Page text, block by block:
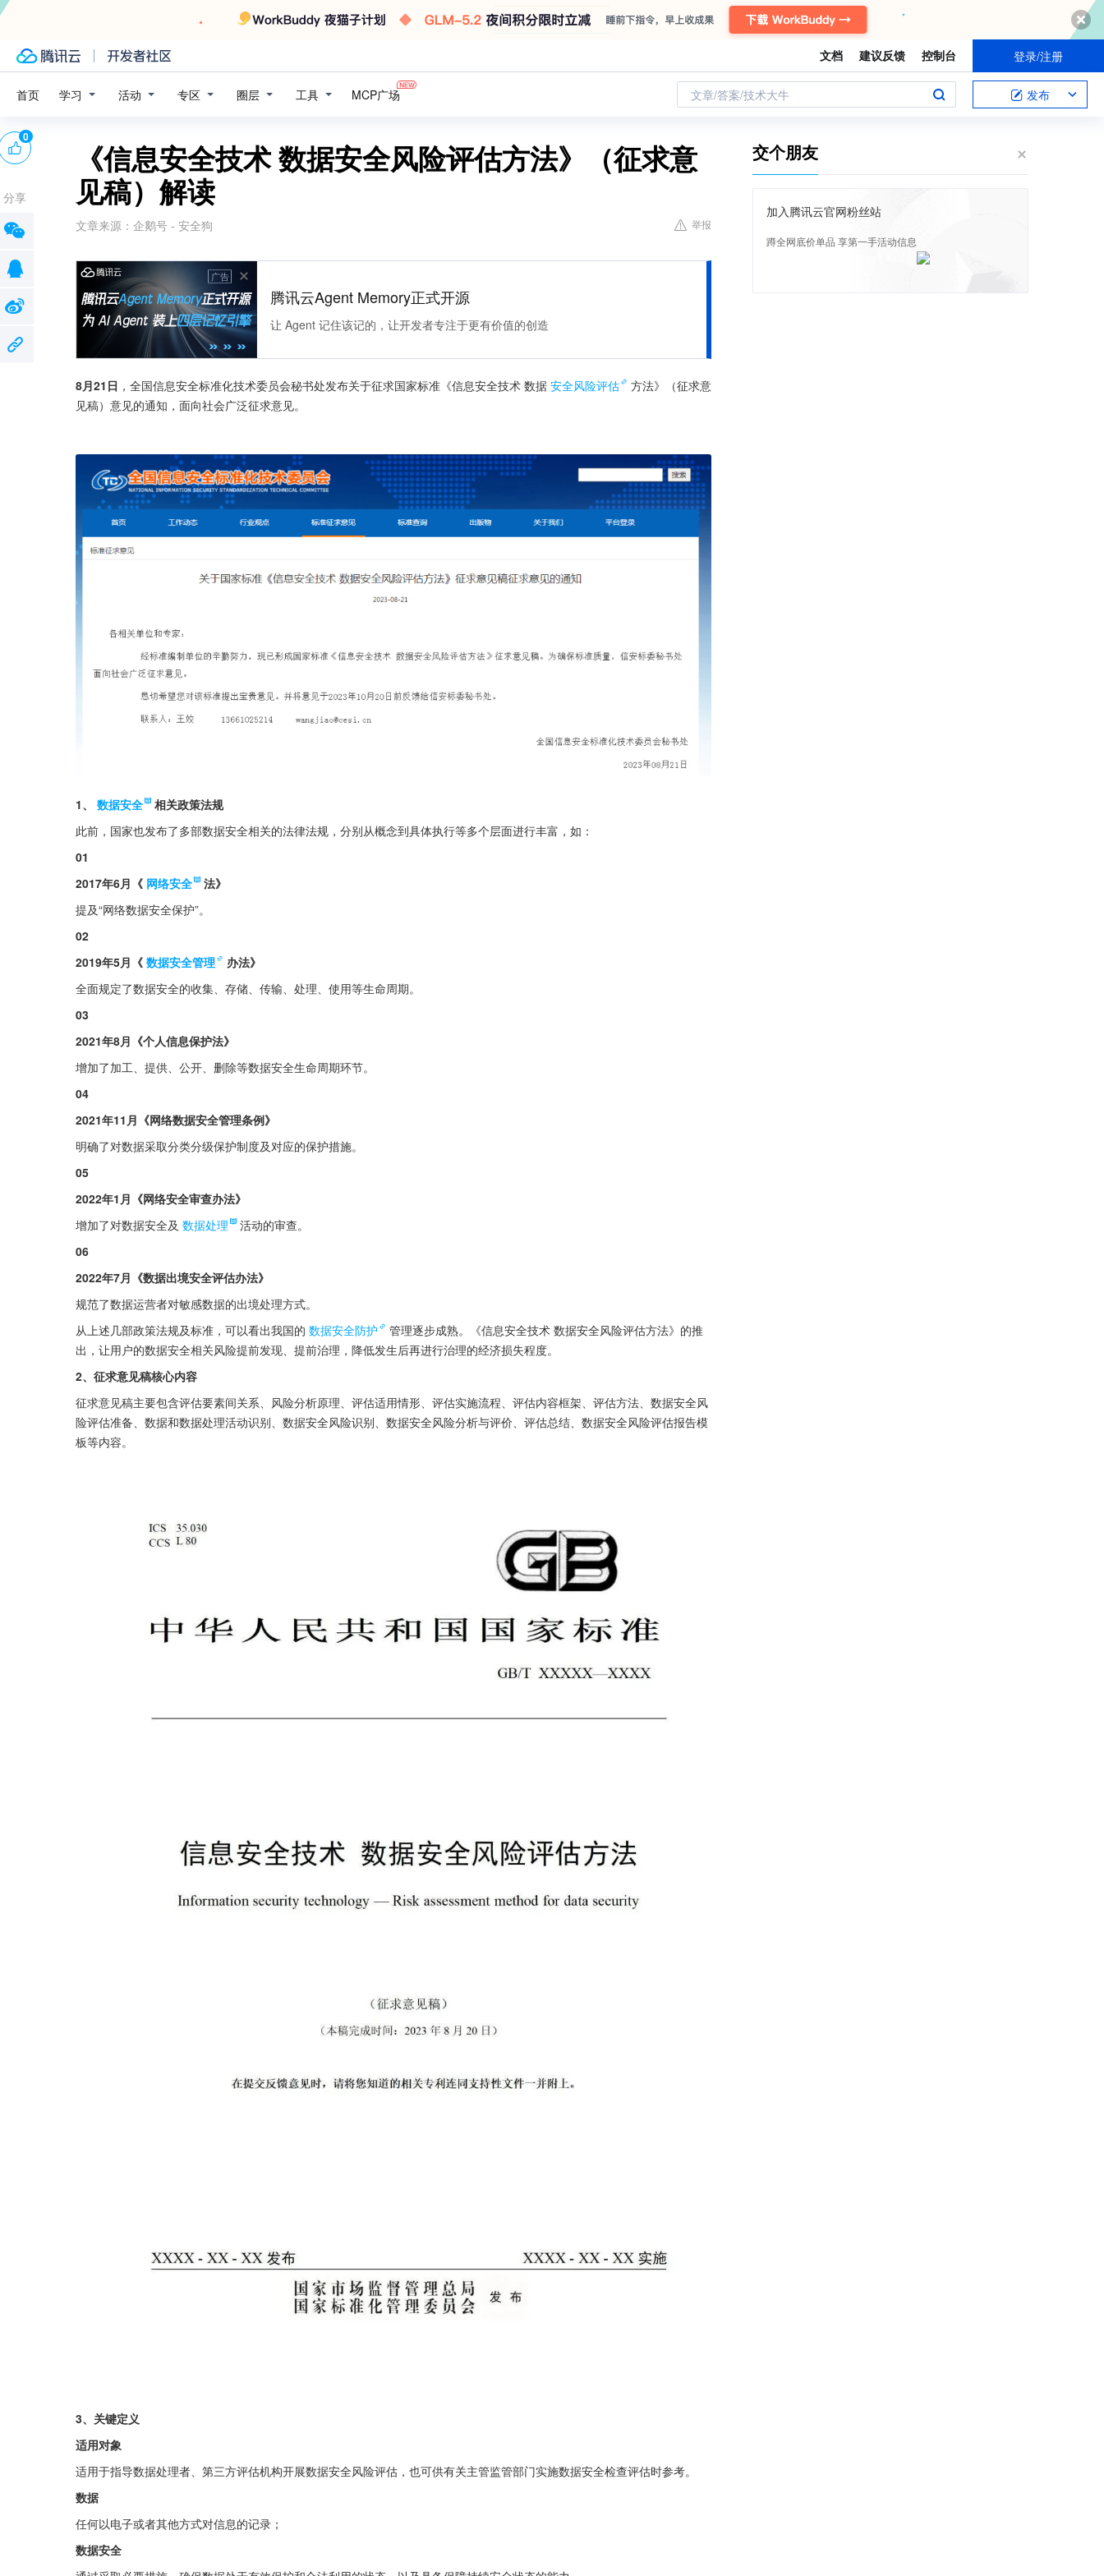
文档 建议反馈 控制台 登录/注册
首页 学习 活动 专区 圈层 工具 MCP广场 文章/答案/技术大牛 发布
《信息安全技术 数据安全风险评估方法》（征求意
见稿）解读
文章来源： 企鹅号 - 安全狗 举报
广告
腾讯云Agent Memory正式开源
让 Agent 记住该记的，让开发者专注于更有价值的创造
8月21日 ，全国信息安全标准化技术委员会秘书处发布关于征求国家标准《信息安全技术 数据 安全风险评估
方法》（征求意
见稿）意见的通知，面向社会广泛征求意见。
1、 数据安全
相关政策法规
此前，国家也发布了多部数据安全相关的法律法规，分别从概念到具体执行等多个层面进行丰富，如：
01
2017年6月《 网络安全
法》
提及“网络数据安全保护”。
02
2019年5月《 数据安全管理
办法》
全面规定了数据安全的收集、存储、传输、处理、使用等生命周期。
03
2021年8月《个人信息保护法》
增加了加工、提供、公开、删除等数据安全生命周期环节。
04
2021年11月《网络数据安全管理条例》
明确了对数据采取分类分级保护制度及对应的保护措施。
05
2022年1月《网络安全审查办法》
增加了对数据安全及 数据处理
活动的审查。
06
2022年7月《数据出境安全评估办法》
规范了数据运营者对敏感数据的出境处理方式。
从上述几部政策法规及标准，可以看出我国的 数据安全防护
管理逐步成熟。《信息安全技术 数据安全风险评估方法》的推
出，让用户的数据安全相关风险提前发现、提前治理，降低发生后再进行治理的经济损失程度。
2、征求意见稿核心内容
征求意见稿主要包含评估要素间关系、风险分析原理、评估适用情形、评估实施流程、评估内容框架、评估方法、数据安全风
险评估准备、数据和数据处理活动识别、数据安全风险识别、数据安全风险分析与评价、评估总结、数据安全风险评估报告模
板等内容。
3、关键定义
适用对象
适用于指导数据处理者、第三方评估机构开展数据安全风险评估，也可供有关主管监管部门实施数据安全检查评估时参考。
数据
任何以电子或者其他方式对信息的记录；
数据安全
0
分享
交个朋友
加入腾讯云官网粉丝站
蹲全网底价单品 享第一手活动信息